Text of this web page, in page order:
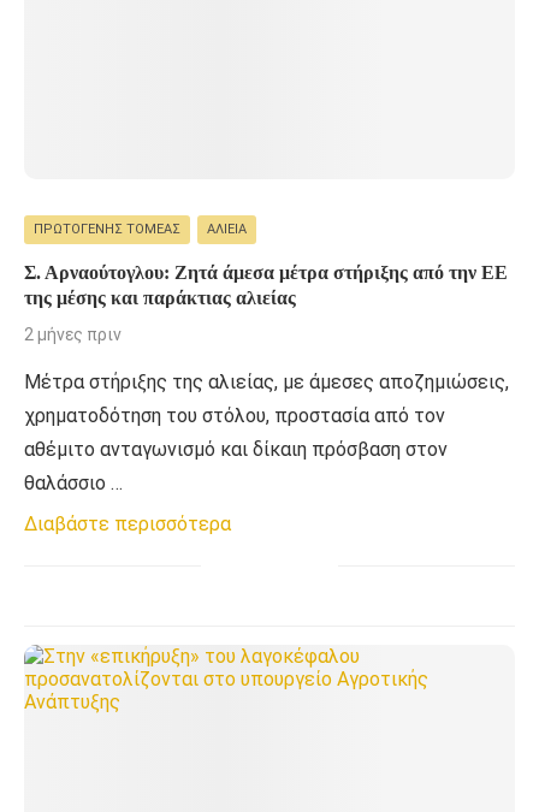
ΠΡΩΤΟΓΕΝΉΣ ΤΟΜΈΑΣ ΑΛΙΕΊΑ
Σ. Αρναούτογλου: Ζητά άμεσα μέτρα στήριξης από την ΕΕ
της μέσης και παράκτιας αλιείας
2 μήνες πριν
Μέτρα στήριξης της αλιείας, με άμεσες αποζημιώσεις,
χρηματοδότηση του στόλου, προστασία από τον
αθέμιτο ανταγωνισμό και δίκαιη πρόσβαση στον
θαλάσσιο …
Διαβάστε περισσότερα